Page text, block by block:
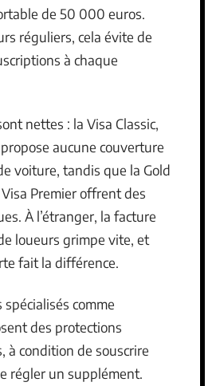
de 50 000 euros.
réguliers, cela évite de
à chaque
nettes : la Visa Classic,
aucune couverture
voiture, tandis que la Gold
Premier offrent des
À l’étranger, la facture
loueurs grimpe vite, et
fait la différence.
comme
des protections
à condition de souscrire
régler un supplément.